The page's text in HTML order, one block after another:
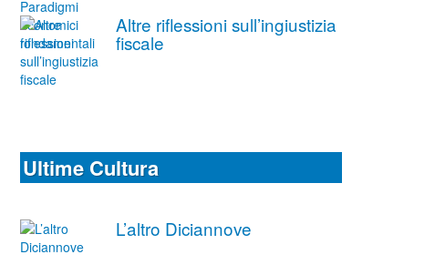
Altre riflessioni sull’ingiustizia
fiscale
Ultime Cultura
L’altro Diciannove